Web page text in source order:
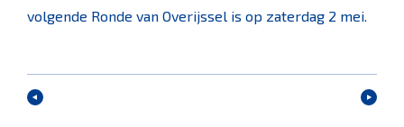
volgende Ronde van Overijssel is op zaterdag 2 mei.